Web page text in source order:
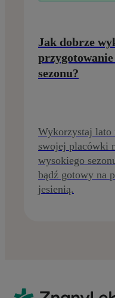
Jak dobrze
sezonu?
Wykorzystaj lato
swojej placówki
wysokiego
bądź gotowy na
jesienią.